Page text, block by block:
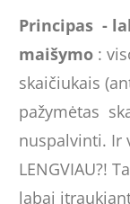
Principas -
maišymo :
skaičiukais
pažymėtas
nuspalvinti. Ir
LENGVIAU?!
labai